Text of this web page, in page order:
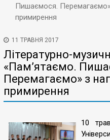
Пишаємося. Перемагаємо»
примирення​
11 ТРАВНЯ 2017
Літературно-
«Пам’ятаємо.
Перемагаємо» з
примирення​
10